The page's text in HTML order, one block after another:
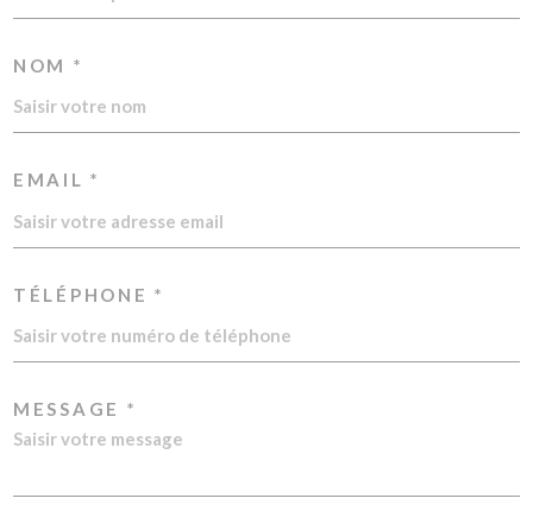
NOM *
EMAIL *
TÉLÉPHONE *
MESSAGE *